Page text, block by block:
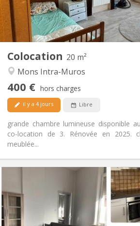
Colocation 20 m²
Mons Intra-Muros
400 € hors charges
il y a 4 jours Libre
grande chambre lumineuse disponible
co-location de 3. Rénovée en 2025.
meublée...
Chaleureuse, calme,